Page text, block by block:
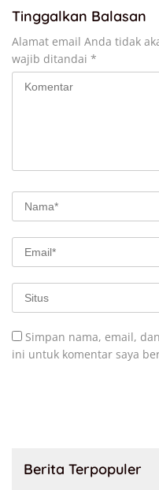
Tinggalkan Balasan
Alamat email Anda tidak
wajib ditandai *
Simpan nama, email,
ini untuk komentar saya
Berita Terpopuler